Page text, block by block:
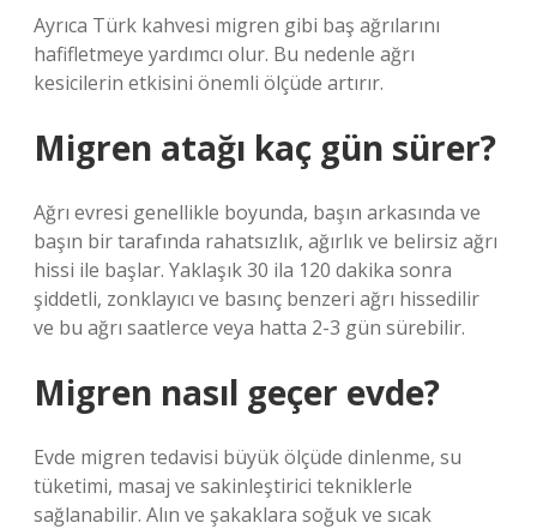
Ayrıca Türk kahvesi migren gibi baş ağrılarını
hafifletmeye yardımcı olur. Bu nedenle ağrı
kesicilerin etkisini önemli ölçüde artırır.
Migren atağı kaç gün sürer?
Ağrı evresi genellikle boyunda, başın arkasında ve
başın bir tarafında rahatsızlık, ağırlık ve belirsiz ağrı
hissi ile başlar. Yaklaşık 30 ila 120 dakika sonra
şiddetli, zonklayıcı ve basınç benzeri ağrı hissedilir
ve bu ağrı saatlerce veya hatta 2-3 gün sürebilir.
Migren nasıl geçer evde?
Evde migren tedavisi büyük ölçüde dinlenme, su
tüketimi, masaj ve sakinleştirici tekniklerle
sağlanabilir. Alın ve şakaklara soğuk ve sıcak